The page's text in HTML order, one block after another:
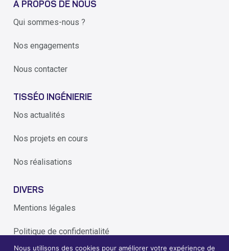
À PROPOS DE NOUS
Qui sommes-nous ?
Nos engagements
Nous contacter
TISSÉO INGÉNIERIE
Nos actualités
Nos projets en cours
Nos réalisations
DIVERS
Mentions légales
Politique de confidentialité
Nous utilisons des cookies pour améliorer votre expérience de